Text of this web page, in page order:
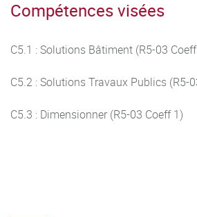
Compétences visées
C5.1 : Solutions Bâtiment (R5-03
C5.2 : Solutions Travaux Publics (R5-
C5.3 : Dimensionner (R5-03 Coeff 1)